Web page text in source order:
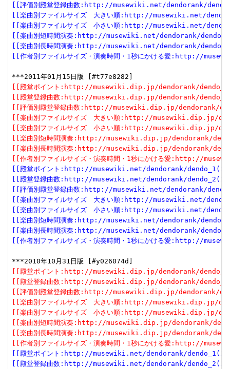
[[評価別殿堂登録曲数:http://musewiki.net/dendorank/
[[楽曲別ファイルサイズ　大きい順:http://musewiki.net/
[[楽曲別ファイルサイズ　小さい順:http://musewiki.net/
[[楽曲別短時間演奏:http://musewiki.net/dendorank/
[[楽曲別長時間演奏:http://musewiki.net/dendorank/
[[作者別ファイルサイズ・演奏時間・1秒にかける愛:http://
[[殿堂ポイント:http://musewiki.dip.jp/dendorank/
[[殿堂登録曲数:http://musewiki.dip.jp/dendorank/
[[評価別殿堂登録曲数:http://musewiki.dip.jp/dendorank/
[[楽曲別ファイルサイズ　大きい順:http://musewiki.dip.jp/
[[楽曲別ファイルサイズ　小さい順:http://musewiki.dip.jp/
[[楽曲別短時間演奏:http://musewiki.dip.jp/dendorank/
[[楽曲別長時間演奏:http://musewiki.dip.jp/dendorank/
[[作者別ファイルサイズ・演奏時間・1秒にかける愛:http://
[[殿堂ポイント:http://musewiki.net/dendorank/
[[殿堂登録曲数:http://musewiki.net/dendorank/
[[評価別殿堂登録曲数:http://musewiki.net/dendorank/
[[楽曲別ファイルサイズ　大きい順:http://musewiki.net/
[[楽曲別ファイルサイズ　小さい順:http://musewiki.net/
[[楽曲別短時間演奏:http://musewiki.net/dendorank/
[[楽曲別長時間演奏:http://musewiki.net/dendorank/
[[作者別ファイルサイズ・演奏時間・1秒にかける愛:http://
[[殿堂ポイント:http://musewiki.dip.jp/dendorank/
[[殿堂登録曲数:http://musewiki.dip.jp/dendorank/
[[評価別殿堂登録曲数:http://musewiki.dip.jp/dendorank/
[[楽曲別ファイルサイズ　大きい順:http://musewiki.dip.jp/
[[楽曲別ファイルサイズ　小さい順:http://musewiki.dip.jp/
[[楽曲別短時間演奏:http://musewiki.dip.jp/dendorank/
[[楽曲別長時間演奏:http://musewiki.dip.jp/dendorank/
[[作者別ファイルサイズ・演奏時間・1秒にかける愛:http://
[[殿堂ポイント:http://musewiki.net/dendorank/
[[殿堂登録曲数:http://musewiki.net/dendorank/